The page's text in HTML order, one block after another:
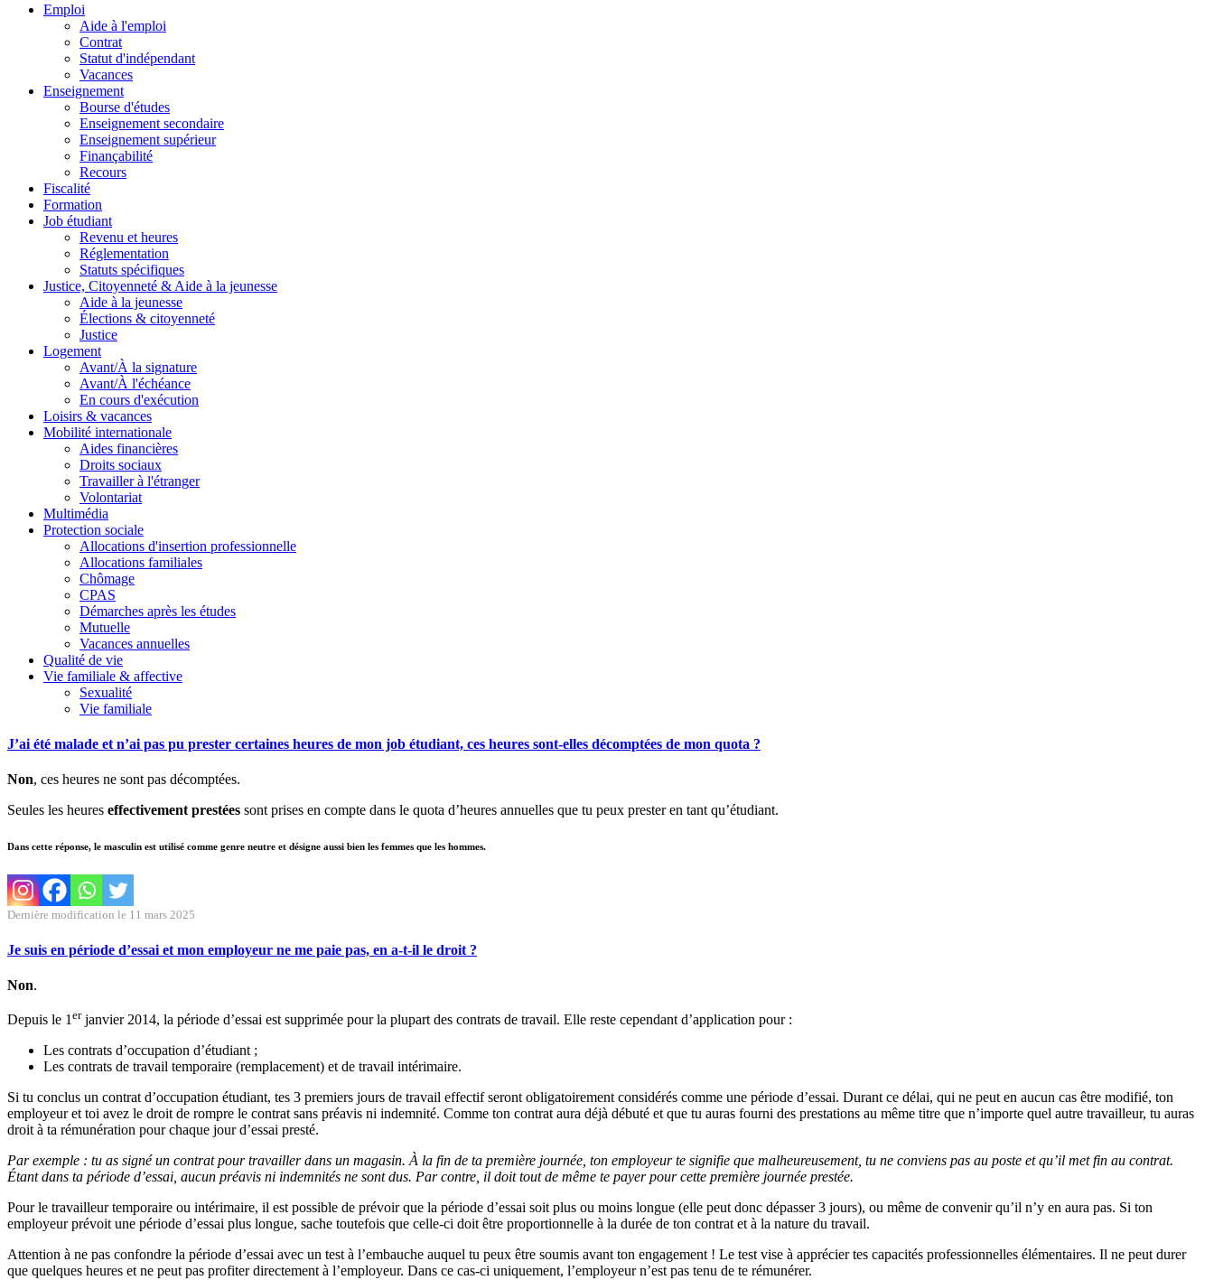
Emploi
Aide à l'emploi
Contrat
Statut d'indépendant
Vacances
Enseignement
Bourse d'études
Enseignement secondaire
Enseignement supérieur
Finançabilité
Recours
Fiscalité
Formation
Job étudiant
Revenu et heures
Réglementation
Statuts spécifiques
Justice, Citoyenneté & Aide à la jeunesse
Aide à la jeunesse
Élections & citoyenneté
Justice
Logement
Avant/À la signature
Avant/À l'échéance
En cours d'exécution
Loisirs & vacances
Mobilité internationale
Aides financières
Droits sociaux
Travailler à l'étranger
Volontariat
Multimédia
Protection sociale
Allocations d'insertion professionnelle
Allocations familiales
Chômage
CPAS
Démarches après les études
Mutuelle
Vacances annuelles
Qualité de vie
Vie familiale & affective
Sexualité
Vie familiale
J’ai été malade et n’ai pas pu prester certaines heures de mon job étudiant, ces heures sont-elles décomptées de mon quota ?
Non, ces heures ne sont pas décomptées.
Seules les heures effectivement prestées sont prises en compte dans le quota d’heures annuelles que tu peux prester en tant qu’étudiant.
Dans cette réponse, le masculin est utilisé comme genre neutre et désigne aussi bien les femmes que les hommes.
Dernière modification le 11 mars 2025
Je suis en période d’essai et mon employeur ne me paie pas, en a-t-il le droit ?
Non.
Depuis le 1 erjanvier 2014, la période d’essai est supprimée pour la plupart des contrats de travail. Elle reste cependant d’application pour :
Les contrats d’occupation d’étudiant ;
Les contrats de travail temporaire (remplacement) et de travail intérimaire.
Si tu conclus un contrat d’occupation étudiant, tes 3 premiers jours de travail effectif seront obligatoirement considérés comme une période d’essai. Durant ce délai, qui ne peut en aucun cas être modifié, ton
employeur et toi avez le droit de rompre le contrat sans préavis ni indemnité. Comme ton contrat aura déjà débuté et que tu auras fourni des prestations au même titre que n’importe quel autre travailleur, tu auras
droit à ta rémunération pour chaque jour d’essai presté.
Par exemple : tu as signé un contrat pour travailler dans un magasin. À la fin de ta première journée, ton employeur te signifie que malheureusement, tu ne conviens pas au poste et qu’il met fin au contrat.
Étant dans ta période d’essai, aucun préavis ni indemnités ne sont dus. Par contre, il doit tout de même te payer pour cette première journée prestée.
Pour le travailleur temporaire ou intérimaire, il est possible de prévoir que la période d’essai soit plus ou moins longue (elle peut donc dépasser 3 jours), ou même de convenir qu’il n’y en aura pas. Si ton
employeur prévoit une période d’essai plus longue, sache toutefois que celle-ci doit être proportionnelle à la durée de ton contrat et à la nature du travail.
Attention à ne pas confondre la période d’essai avec un test à l’embauche auquel tu peux être soumis avant ton engagement ! Le test vise à apprécier tes capacités professionnelles élémentaires. Il ne peut durer
que quelques heures et ne peut pas profiter directement à l’employeur. Dans ce cas-ci uniquement, l’employeur n’est pas tenu de te rémunérer.